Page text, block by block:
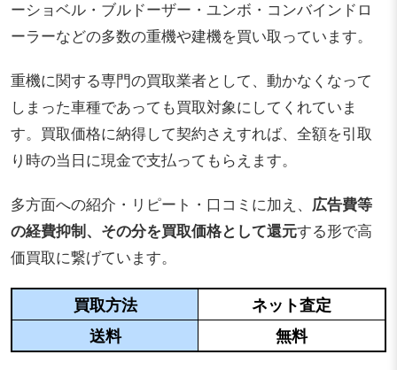
ーショベル・ブルドーザー・ユンボ・コンバインドロ
ーラーなどの多数の重機や建機を買い取っています。
重機に関する専門の買取業者として、動かなくなって
しまった車種であっても買取対象にしてくれていま
す。買取価格に納得して契約さえすれば、全額を引取
り時の当日に現金で支払ってもらえます。
多方面への紹介・リピート・口コミに加え、 広告費等
の経費抑制、その分を買取価格として還元する形で高
価買取に繋げています。
買取方法
ネット査定
送料
無料